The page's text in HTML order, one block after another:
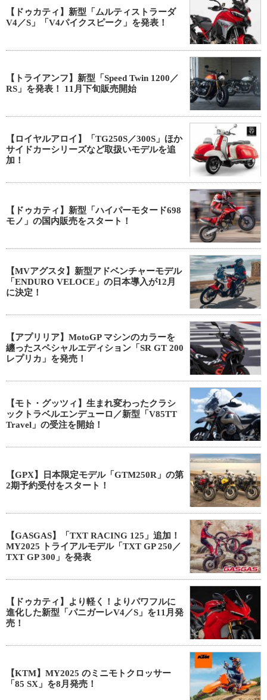
【ドゥカティ】新型「ムルティストラーダ
V4／S」「V4パイクスピーク」を発表！
【トライアンフ】新型「Speed Twin 1200／
RS」を発表！ 11月下旬販売開始
【ロイヤルアロイ】「TG250S／300S」ほか
サイドカーシリーズなど取扱いモデルを追
加！
【ドゥカティ】新型「ハイパーモタード698
モノ」の国内販売をスタート！
【MVアグスタ】新型アドベンチャーモデル
「ENDURO VELOCE」の日本導入が12月
に決定！
【アプリリア】MotoGP マシンのカラーを
纏ったスペシャルエディション「SR GT 200
レプリカ」を発売！
【モト・グッツィ】生まれ変わったクラシ
ックトラベルエンデューロ／新型「V85TT
Travel」の受注を開始！
【GPX】日本限定モデル「GTM250R」の第
2期予約受付をスタート！
【GASGAS】「TXT RACING 125」追加！
MY2025 トライアルモデル「TXT GP 250／
TXT GP 300」を発表
【ドゥカティ】より軽く！よりパワフルに
進化した新型「パニガーレV4／S」を11月発
売！
【KTM】MY2025 のミニモトクロッサー
「85 SX」を8月発売！